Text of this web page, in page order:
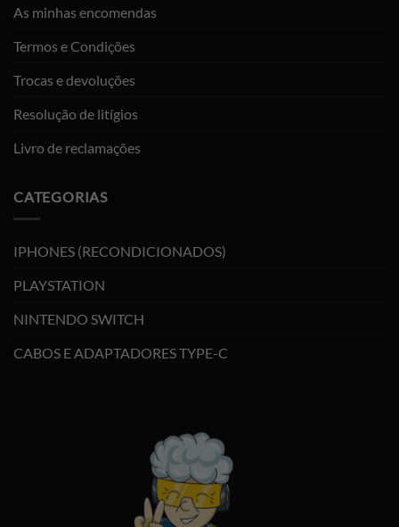
As minhas encomendas
Termos e Condições
Trocas e devoluções
Resolução de litígios
Livro de reclamações
CATEGORIAS
IPHONES (RECONDICIONADOS)
PLAYSTATION
NINTENDO SWITCH
CABOS E ADAPTADORES TYPE-C